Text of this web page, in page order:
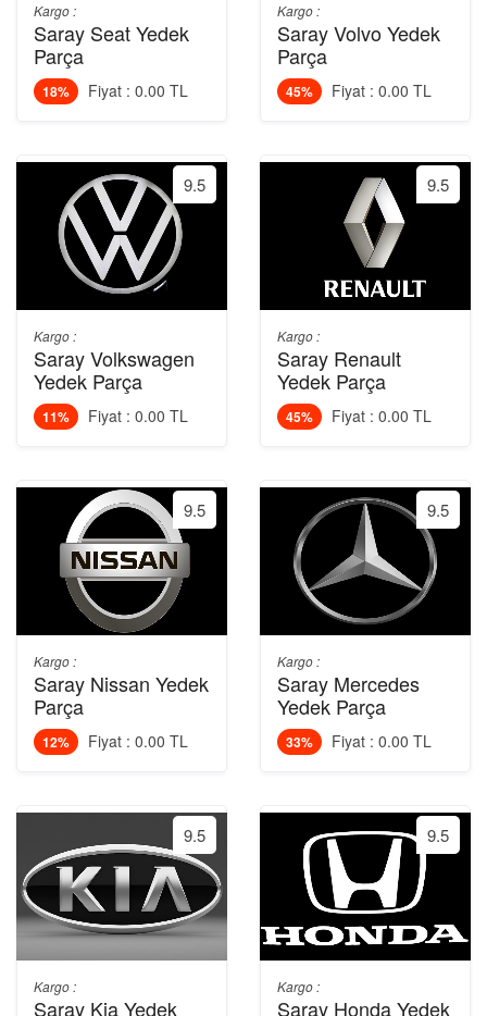
Kargo :
Saray Seat Yedek
Parça
18% Fiyat : 0.00 TL
9.5
Kargo :
Saray Volkswagen
Yedek Parça
11% Fiyat : 0.00 TL
9.5
Kargo :
Saray Nissan Yedek
Parça
12% Fiyat : 0.00 TL
9.5
Kargo :
Saray Kia Yedek
Kargo :
Saray Volvo Yedek
Parça
45% Fiyat : 0.00 TL
9.5
Kargo :
Saray Renault
Yedek Parça
45% Fiyat : 0.00 TL
9.5
Kargo :
Saray Mercedes
Yedek Parça
33% Fiyat : 0.00 TL
9.5
Kargo :
Saray Honda Yedek